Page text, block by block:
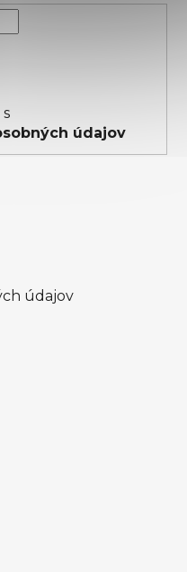
údajov
údajov